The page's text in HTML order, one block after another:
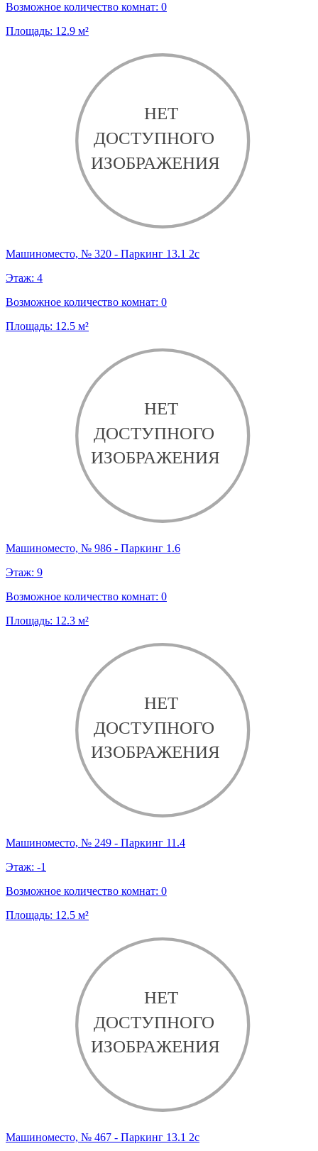
Возможное количество комнат: 0
Площадь: 12.9 м²
Машиноместо, № 320 - Паркинг 13.1 2с
Этаж: 4
Возможное количество комнат: 0
Площадь: 12.5 м²
Машиноместо, № 986 - Паркинг 1.6
Этаж: 9
Возможное количество комнат: 0
Площадь: 12.3 м²
Машиноместо, № 249 - Паркинг 11.4
Этаж: -1
Возможное количество комнат: 0
Площадь: 12.5 м²
Машиноместо, № 467 - Паркинг 13.1 2с